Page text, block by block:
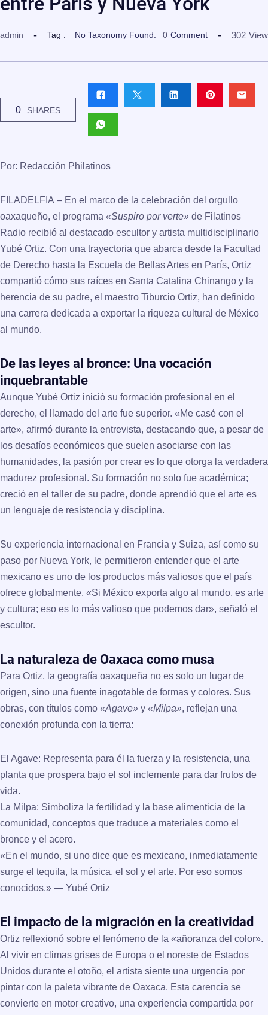
admin Tag : No Taxonomy Found. 0 Comment 302 View
0 SHARES
Por: Redacción Philatinos
FILADELFIA – En el marco de la celebración del orgullo
oaxaqueño, el programa «Suspiro por verte» de Filatinos
Radio recibió al destacado escultor y artista multidisciplinario
Yubé Ortiz. Con una trayectoria que abarca desde la Facultad
de Derecho hasta la Escuela de Bellas Artes en París, Ortiz
compartió cómo sus raíces en Santa Catalina Chinango y la
herencia de su padre, el maestro Tiburcio Ortiz, han definido
una carrera dedicada a exportar la riqueza cultural de México
al mundo.
De las leyes al bronce: Una vocación
inquebrantable
Aunque Yubé Ortiz inició su formación profesional en el
derecho, el llamado del arte fue superior. «Me casé con el
arte», afirmó durante la entrevista, destacando que, a pesar de
los desafíos económicos que suelen asociarse con las
humanidades, la pasión por crear es lo que otorga la verdadera
madurez profesional. Su formación no solo fue académica;
creció en el taller de su padre, donde aprendió que el arte es
un lenguaje de resistencia y disciplina.
Su experiencia internacional en Francia y Suiza, así como su
paso por Nueva York, le permitieron entender que el arte
mexicano es uno de los productos más valiosos que el país
ofrece globalmente. «Si México exporta algo al mundo, es arte
y cultura; eso es lo más valioso que podemos dar», señaló el
escultor.
La naturaleza de Oaxaca como musa
Para Ortiz, la geografía oaxaqueña no es solo un lugar de
origen, sino una fuente inagotable de formas y colores. Sus
obras, con títulos como «Agave» y «Milpa», reflejan una
conexión profunda con la tierra:
El Agave: Representa para él la fuerza y la resistencia, una
planta que prospera bajo el sol inclemente para dar frutos de
vida.
La Milpa: Simboliza la fertilidad y la base alimenticia de la
comunidad, conceptos que traduce a materiales como el
bronce y el acero.
«En el mundo, si uno dice que es mexicano, inmediatamente
surge el tequila, la música, el sol y el arte. Por eso somos
conocidos.» — Yubé Ortiz
El impacto de la migración en la creatividad
Ortiz reflexionó sobre el fenómeno de la «añoranza del color».
Al vivir en climas grises de Europa o el noreste de Estados
Unidos durante el otoño, el artista siente una urgencia por
pintar con la paleta vibrante de Oaxaca. Esta carencia se
convierte en motor creativo, una experiencia compartida por